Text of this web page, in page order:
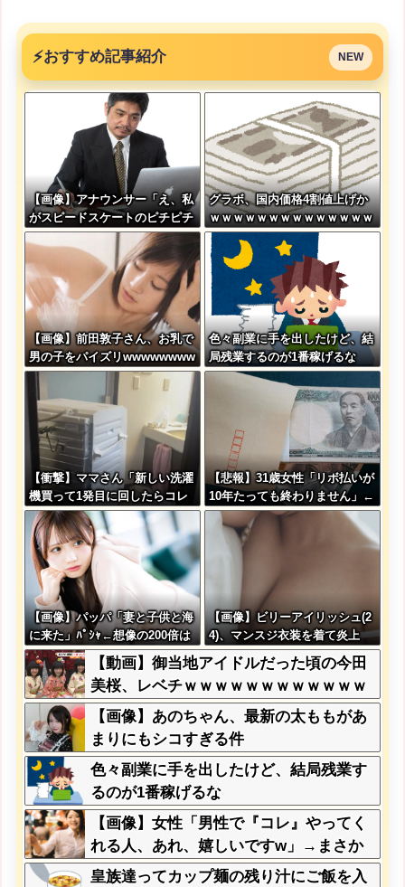
⚡おすすめ記事紹介 NEW
【画像】アナウンサー「え、私
がスピードスケートのピチピチ
ユニフォーム着るんですか…？
ﾑﾁｨ！！」←これはお前らに刺
さるやろw w w w w w w w
グラボ、国内価格4割値上げか
ｗｗｗｗｗｗｗｗｗｗｗｗｗｗ
ｗｗ
【画像】前田敦子さん、お乳で
男の子をパイズリwwwwwwww
w
色々副業に手を出したけど、結
局残業するのが1番稼げるな
【衝撃】ママさん「新しい洗濯
機買って1発目に回したらコレ
w」
【悲報】31歳女性「リボ払いが
10年たっても終わりません」←
これw w w w w w w
【画像】パッパ「妻と子供と海
に来た」ﾊﾟｼｬ←想像の200倍は
神々しくて草
【画像】ビリーアイリッシュ(2
4)、マンスジ衣装を着て炎上
【動画】御当地アイドルだった頃の今田
美桜、レベチｗｗｗｗｗｗｗｗｗｗｗｗ
ｗｗｗｗｗｗ
【画像】あのちゃん、最新の太ももがあ
まりにもシコすぎる件
色々副業に手を出したけど、結局残業す
るのが1番稼げるな
【画像】女性「男性で『コレ』やってく
れる人、あれ、嬉しいですw」→まさか
の行為がこちらw w w w w w w w w
皇族達ってカップ麺の残り汁にご飯を入